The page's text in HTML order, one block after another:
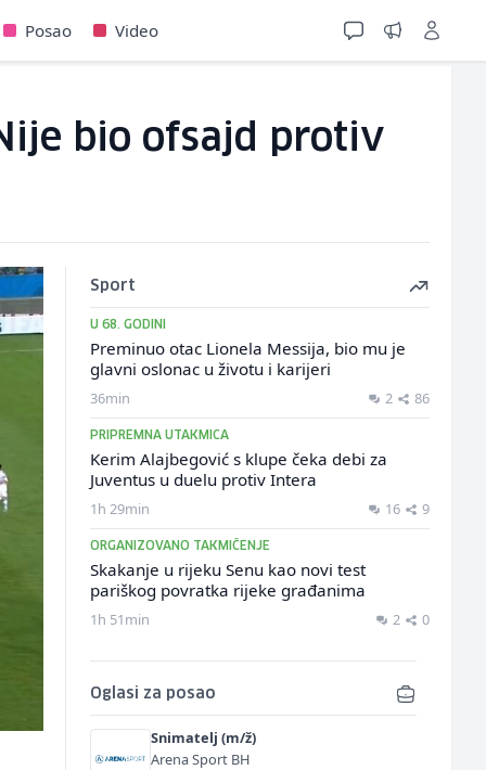
Posao Video
bio ofsajd protiv
Sport
U 68. GODINI
Preminuo otac Lionela Messija, bio mu je
glavni oslonac u životu i karijeri
36min 2 86
PRIPREMNA UTAKMICA
Kerim Alajbegović s klupe čeka debi za
Juventus u duelu protiv Intera
1h 29min 16 9
ORGANIZOVANO TAKMIČENJE
Skakanje u rijeku Senu kao novi test
pariškog povratka rijeke građanima
1h 51min 2 0
Oglasi za posao
Snimatelj (m/ž)
Arena Sport BH